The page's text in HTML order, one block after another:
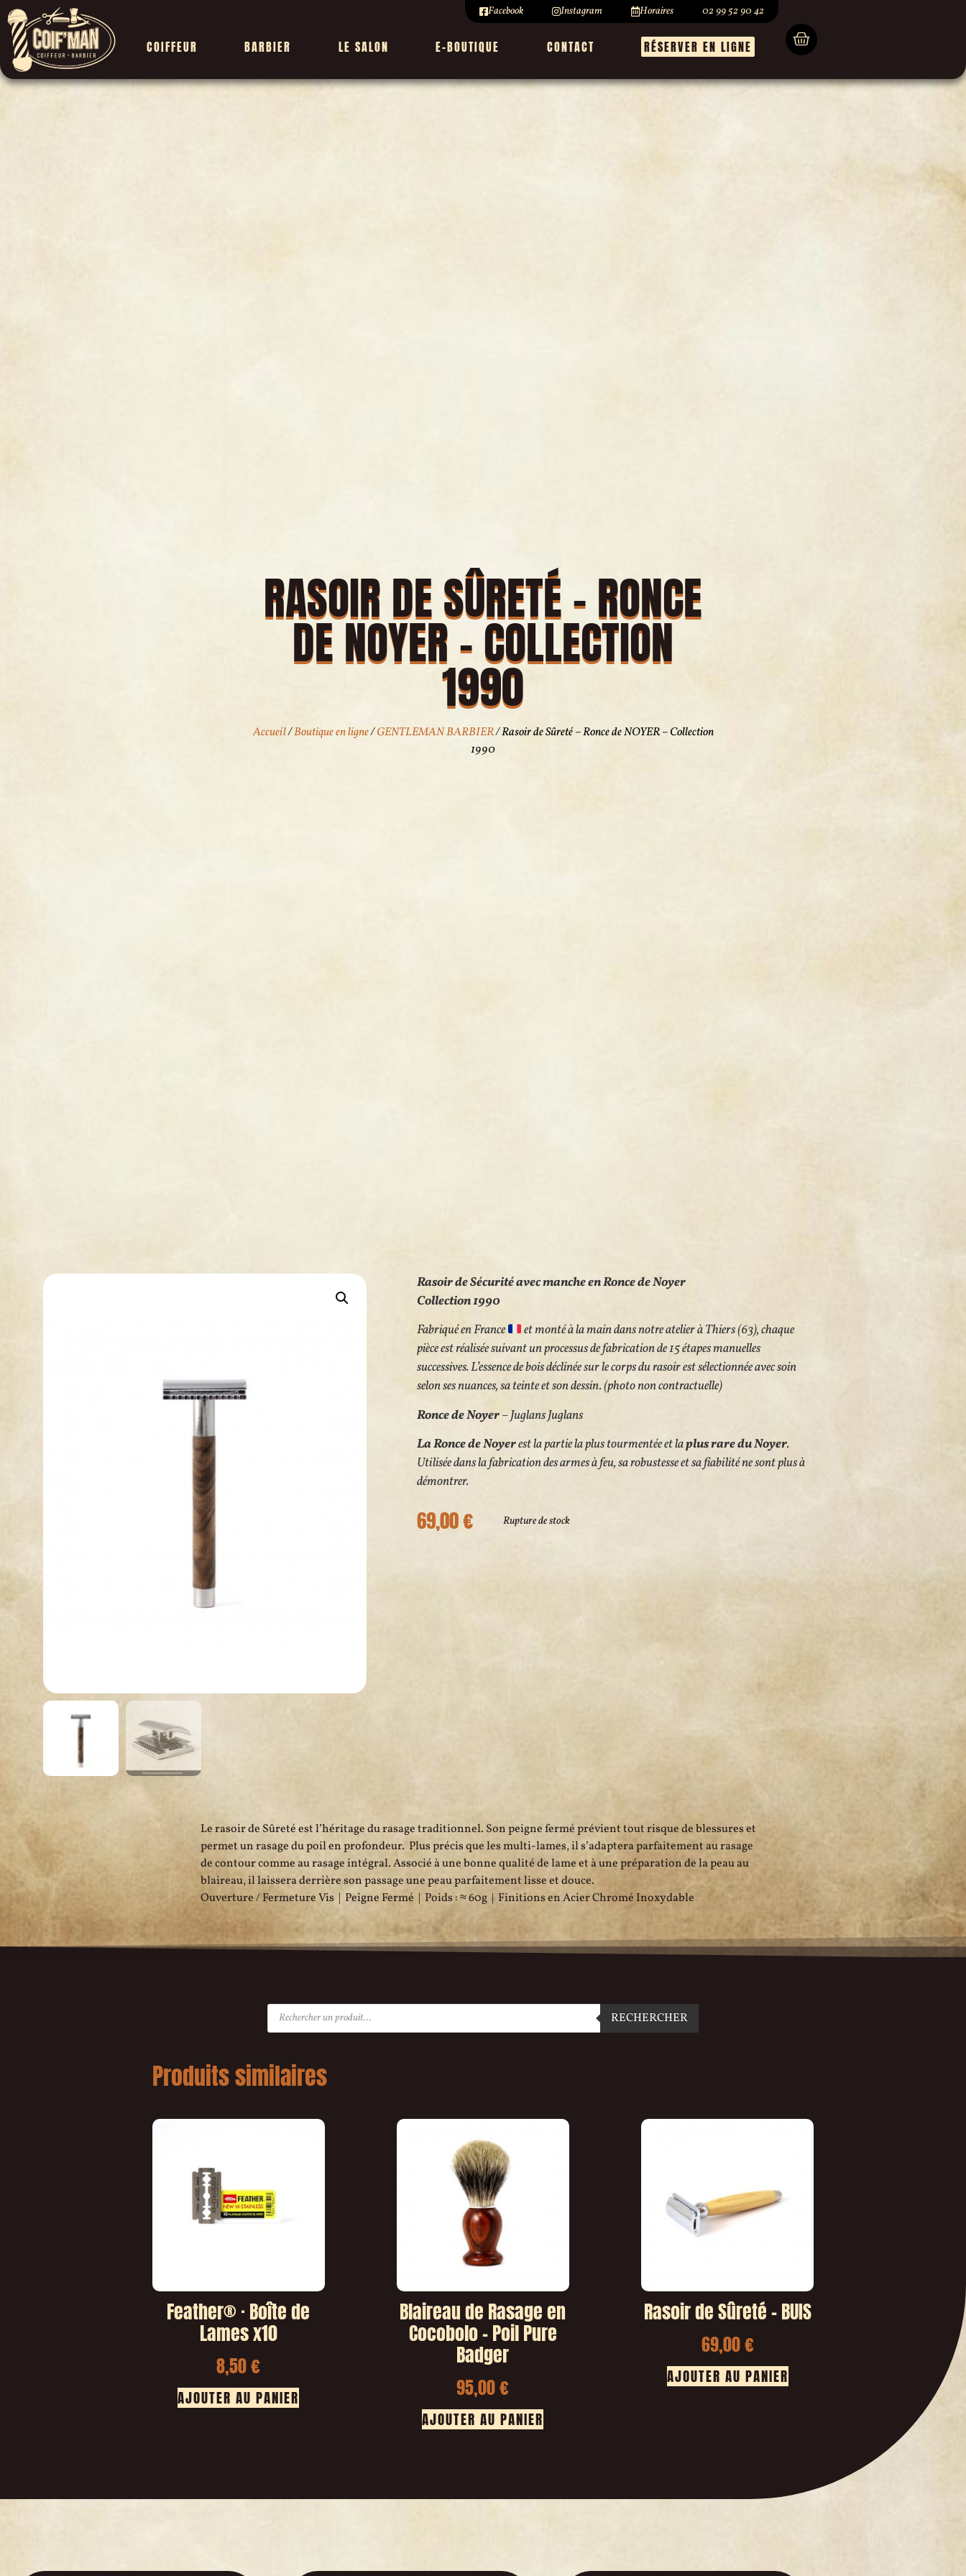
Facebook Instagram Horaires 02 99 52 90 42
COIFFEUR BARBIER LE SALON E-BOUTIQUE CONTACT RÉSERVER EN LIGNE
RASOIR DE SÛRETÉ – RONCE
DE NOYER – COLLECTION
1990
Accueil/Boutique en ligne/GENTLEMAN BARBIER/ Rasoir de Sûreté – Ronce de NOYER – Collection
1990
Rasoir de Sécurité avec manche en Ronce de Noyer
Collection 1990
Fabriqué en France
et monté à la main dans notre atelier à Thiers (63), chaque
pièce est réalisée suivant un processus de fabrication de 15 étapes manuelles
successives. L’essence de bois déclinée sur le corps du rasoir est sélectionnée avec soin
selon ses nuances, sa teinte et son dessin. (photo non contractuelle)
Ronce de Noyer– Juglans Juglans
La Ronce de Noyerest la partiela plus tourmentéeet laplus rare du Noyer.
Utilisée dans la fabrication des armes à feu, sa robustesse et sa fiabilité ne sont plus à
démontrer.
69,00€ Rupture de stock
Le rasoir de Sûreté est l’héritage du rasage traditionnel. Son peigne fermé prévient tout risque de blessures et
permet un rasage du poil en profondeur. Plus précis que les multi-lames, il s’adaptera parfaitement au rasage
de contour comme au rasage intégral. Associé à une bonne qualité de lame et à une préparation de la peau au
blaireau, il laissera derrière son passage une peau parfaitement lisse et douce.
Ouverture / Fermeture Vis | Peigne Fermé | Poids : ≈ 60g | Finitions en Acier Chromé Inoxydable
RECHERCHER
Produits similaires
Feather® · Boîte de
Lames x10
8,50€
AJOUTER AU PANIER
Blaireau de Rasage en
Cocobolo – Poil Pure
Badger
95,00€
AJOUTER AU PANIER
Rasoir de Sûreté – BUIS
69,00€
AJOUTER AU PANIER